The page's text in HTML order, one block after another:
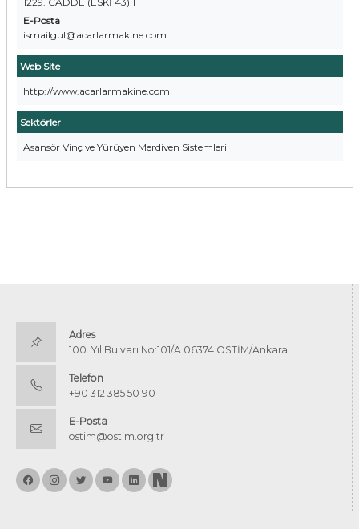
E-Posta
ismailgul@acarlarmakine.com
Web Site
http://www.acarlarmakine.com
Sektörler
Asansör Vinç ve Yürüyen Merdiven Sistemleri
Adres
100. Yıl Bulvarı No:101/A 06374 OSTİM/Ankara
Telefon
+90 312 385 50 90
E-Posta
ostim@ostim.org.tr